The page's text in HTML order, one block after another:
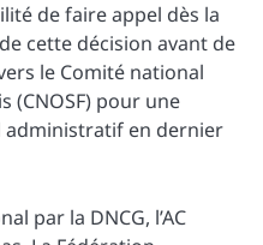
de faire appel dès la
cette décision avant de
le Comité national
(CNOSF) pour une
administratif en dernier
par la DNCG, l’AC